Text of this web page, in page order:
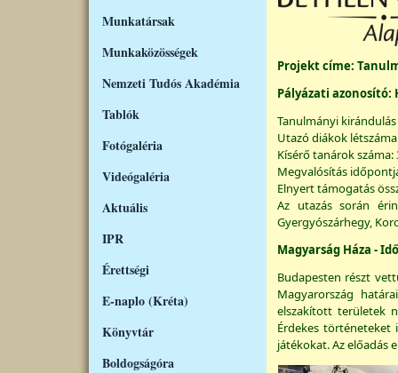
Munkatársak
Munkaközösségek
Nemzeti Tudós Akadémia
Tablók
Fotógaléria
Videógaléria
Aktuális
IPR
Érettségi
E-naplo (Kréta)
Könyvtár
Boldogságóra
Projekt címe:
Pályázati azonosító:
Tanulmányi
Utazó diákok
Kísérő tanárok
Megvalósítás
Elnyert támogatás
Az utazás során
Gyergyószárhegy,
Magyarság Háza -
Budapesten részt
Magyarország
elszakított területek
Érdekes történeteket
játékokat. Az előadás